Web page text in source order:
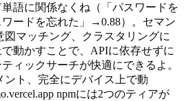
語に関係なくね（「パスワードを
ードを忘れた」→0.88）。セマン
図マッチング、クラスタリングに
動かすことで、APIに依存せずに
ィックサーチが快適にできるよ。
ント、完全にデバイス上で動
npmには2つのティアが